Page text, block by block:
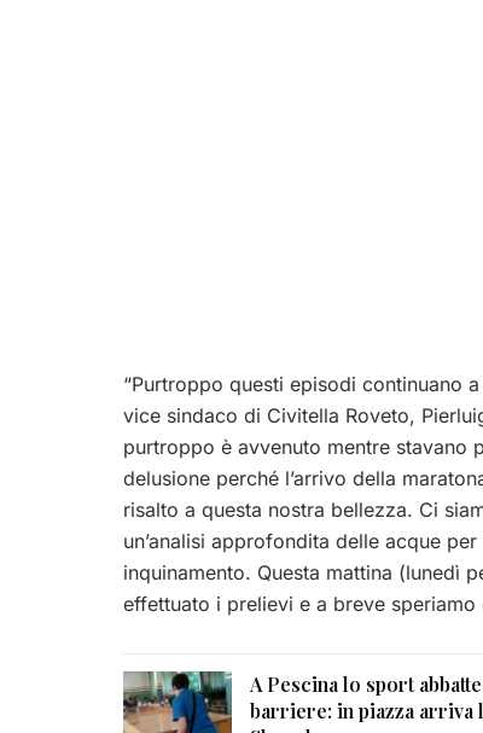
“Purtroppo questi episodi continuano
vice sindaco di Civitella Roveto,
purtroppo è avvenuto mentre stavano
delusione perché l’arrivo della
risalto a questa nostra bellezza. Ci
un’analisi approfondita delle acque
inquinamento. Questa mattina (lunedì
effettuato i prelievi e a breve speriamo
A Pescina lo sport
barriere: in piazza arriva